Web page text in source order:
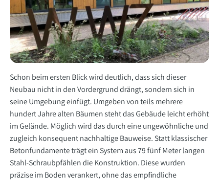
Schon beim ersten Blick wird deutlich, dass sich dieser
Neubau nicht in den Vordergrund drängt, sondern sich in
seine Umgebung einfügt. Umgeben von teils mehrere
hundert Jahre alten Bäumen steht das Gebäude leicht erhöht
im Gelände. Möglich wird das durch eine ungewöhnliche und
zugleich konsequent nachhaltige Bauweise. Statt klassischer
Betonfundamente trägt ein System aus 79 fünf Meter langen
Stahl-Schraubpfählen die Konstruktion. Diese wurden
präzise im Boden verankert, ohne das empfindliche